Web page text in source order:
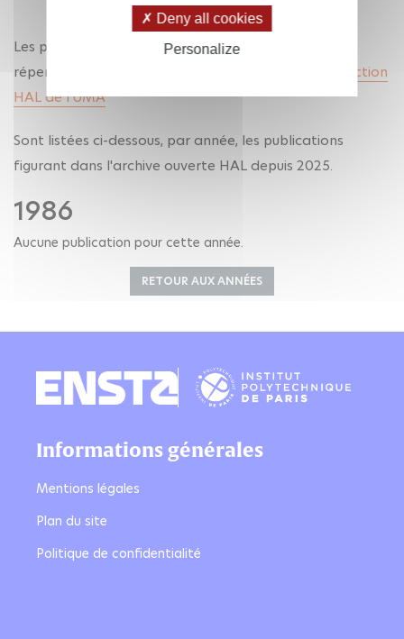
Les publications des membres de l'UMA sont
répertoriées dans la collection HAL de l'unité :
Collection
HAL de l'UMA
Sont listées ci-dessous, par année, les publications
figurant dans l'archive ouverte HAL depuis 2025.
1986
Aucune publication pour cette année.
RETOUR AUX ANNÉES
Informations générales
Mentions légales
Plan du site
Politique de confidentialité
Deny all cookies
Personalize